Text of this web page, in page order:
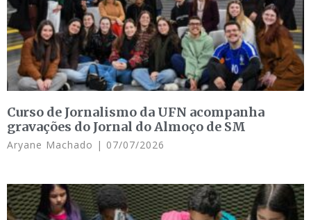
Curso de Jornalismo da UFN acompanha
gravações do Jornal do Almoço de SM
Aryane Machado 07/07/2026